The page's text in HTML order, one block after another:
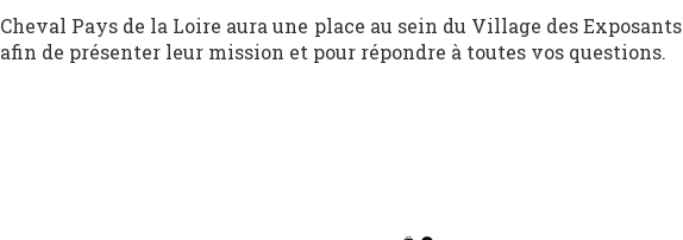
Cheval Pays de la Loire aura une place au sein du Village des Exposants
afin de présenter leur mission et pour répondre à toutes vos questions.